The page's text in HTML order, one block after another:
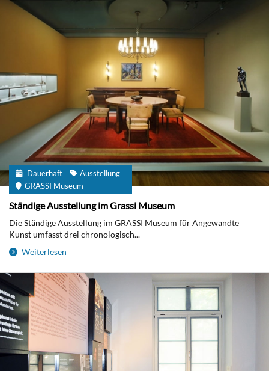
Dauerhaft
Ausstellung
GRASSI Museum
Ständige Ausstellung im Grassi Museum
Die Ständige Ausstellung im GRASSI Museum für Angewandte
Kunst umfasst drei chronologisch...
Weiterlesen